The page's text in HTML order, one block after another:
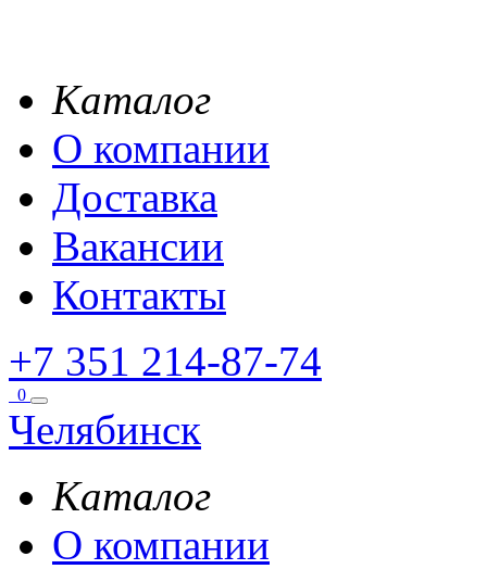
Каталог
О компании
Доставка
Вакансии
Контакты
+7 351 214-87-74
0
Челябинск
Каталог
О компании